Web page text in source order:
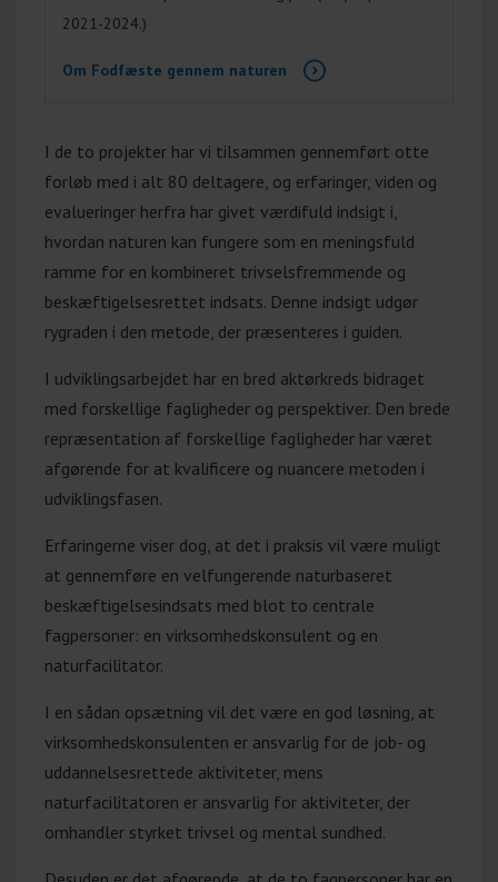
2021-2024.)
Om Fodfæste gennem naturen
I de to projekter har vi tilsammen gennemført otte
forløb med i alt 80 deltagere, og erfaringer, viden og
evalueringer herfra har givet værdifuld indsigt i,
hvordan naturen kan fungere som en meningsfuld
ramme for en kombineret trivselsfremmende og
beskæftigelsesrettet indsats. Denne indsigt udgør
rygraden i den metode, der præsenteres i guiden.
I udviklingsarbejdet har en bred aktørkreds bidraget
med forskellige fagligheder og perspektiver. Den brede
repræsentation af forskellige fagligheder har været
afgørende for at kvalificere og nuancere metoden i
udviklingsfasen.
Erfaringerne viser dog, at det i praksis vil være muligt
at gennemføre en velfungerende naturbaseret
beskæftigelsesindsats med blot to centrale
fagpersoner: en virksomhedskonsulent og en
naturfacilitator.
I en sådan opsætning vil det være en god løsning, at
virksomhedskonsulenten er ansvarlig for de job- og
uddannelsesrettede aktiviteter, mens
naturfacilitatoren er ansvarlig for aktiviteter, der
omhandler styrket trivsel og mental sundhed.